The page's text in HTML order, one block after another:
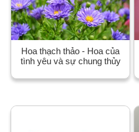
Hoa thạch thảo - Hoa của
tình yêu và sự chung thủy